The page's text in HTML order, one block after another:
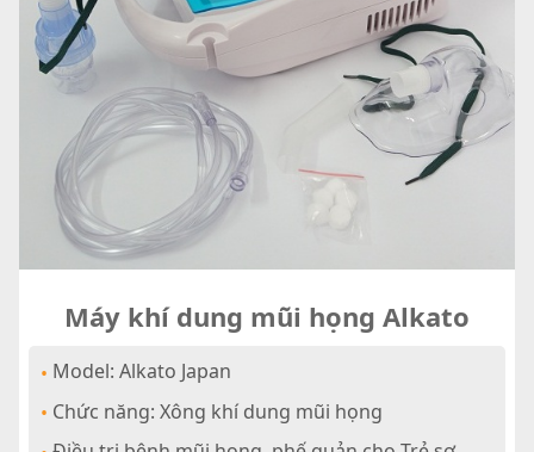
Máy khí dung mũi họng Alkato
• Model: Alkato Japan
• Chức năng: Xông khí dung mũi họng